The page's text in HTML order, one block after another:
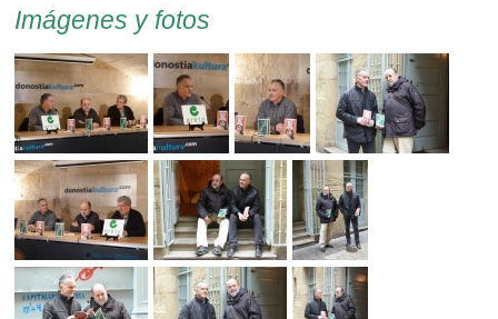
Imágenes y fotos